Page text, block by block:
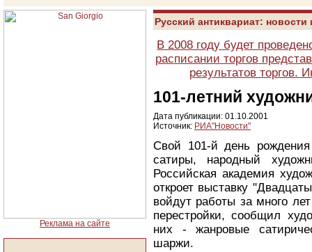
Реклама на сайте
Русский антиквариат:
В 2008 году будет
расписании торгов
результатов торгов.
101-летний
Дата публикации: 01.10.2001
Источник: РИА"Новости"
Свой 101-й день рождения
сатиры, народный
Российская академия
откроет выставку
войдут работы за много
перестройки, сообщил
них - жанровые
шаржи.